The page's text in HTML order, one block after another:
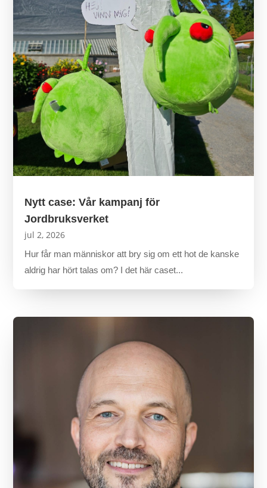
Nytt case: Vår kampanj för
Jordbruksverket
jul 2, 2026
Hur får man människor att bry sig om ett hot de kanske
aldrig har hört talas om? I det här caset...